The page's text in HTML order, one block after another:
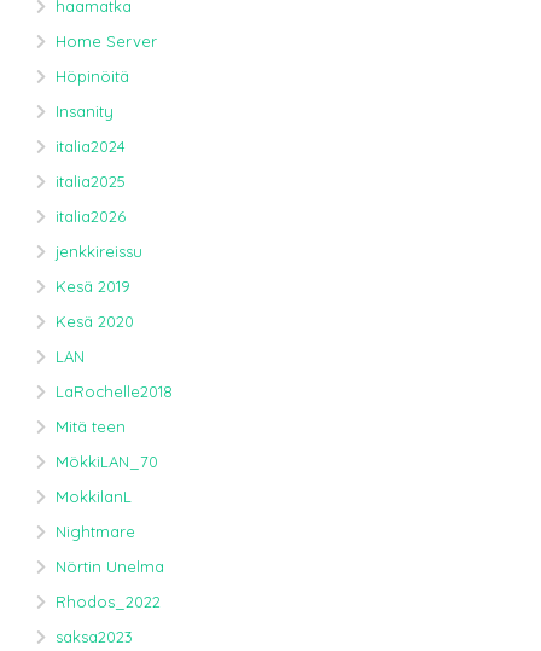
haamatka
Home Server
Höpinöitä
Insanity
italia2024
italia2025
italia2026
jenkkireissu
Kesä 2019
Kesä 2020
LAN
LaRochelle2018
Mitä teen
MökkiLAN_70
MokkilanL
Nightmare
Nörtin Unelma
Rhodos_2022
saksa2023